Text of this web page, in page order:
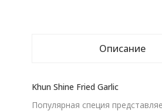
Описание
Khun Shine Fried Garlic
Популярная специя